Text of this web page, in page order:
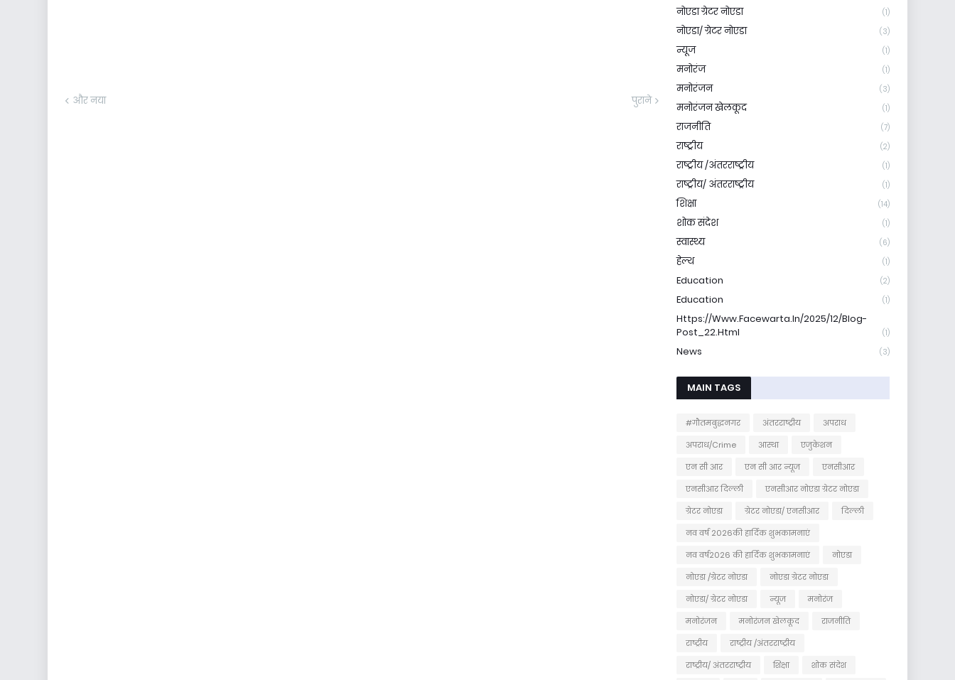
और नया पुराने
नोएडा ग्रेटर नोएडा (1)
नोएडा/ ग्रेटर नोएडा (3)
न्यूज (1)
मनोरंज (1)
मनोरंजन (3)
मनोरंजन खेलकूद (1)
राजनीति (7)
राष्ट्रीय (2)
राष्ट्रीय /अंतरराष्ट्रीय (1)
राष्ट्रीय/ अंतरराष्ट्रीय (1)
शिक्षा (14)
शोक संदेश (1)
स्वास्थ्य (6)
हेल्थ (1)
Education (2)
Education (1)
Https://www.facewarta.in/2025/12/blog-
Post_22.html
(1)
News (3)
MAIN TAGS
#गौतमबुद्धनगर अंतरराष्ट्रीय
अपराध
अपराध/Crime
आस्था
एजुकेशन
एन सी आर
एन सी आर न्यूज
एनसीआर
एनसीआर दिल्ली
एनसीआर नोएडा ग्रेटर नोएडा
ग्रेटर नोएडा
ग्रेटर नोएडा/ एनसीआर
दिल्ली
नव वर्ष 2026की हार्दिक शुभकामनाएं
नव वर्ष2026 की हार्दिक शुभकामनाएं
नोएडा
नोएडा /ग्रेटर नोएडा
नोएडा ग्रेटर नोएडा
नोएडा/ ग्रेटर नोएडा
न्यूज
मनोरंज
मनोरंजन
मनोरंजन खेलकूद
राजनीति
राष्ट्रीय
राष्ट्रीय /अंतरराष्ट्रीय
राष्ट्रीय/ अंतरराष्ट्रीय
शिक्षा शोक संदेश